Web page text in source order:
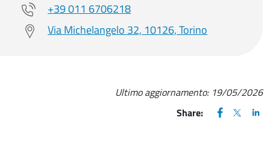
+39 011 6706218
Via Michelangelo 32, 10126, Torino
Ultimo aggiornamento: 19/05/2026
Share:
FACEBOOK
(apre una
X
(apre